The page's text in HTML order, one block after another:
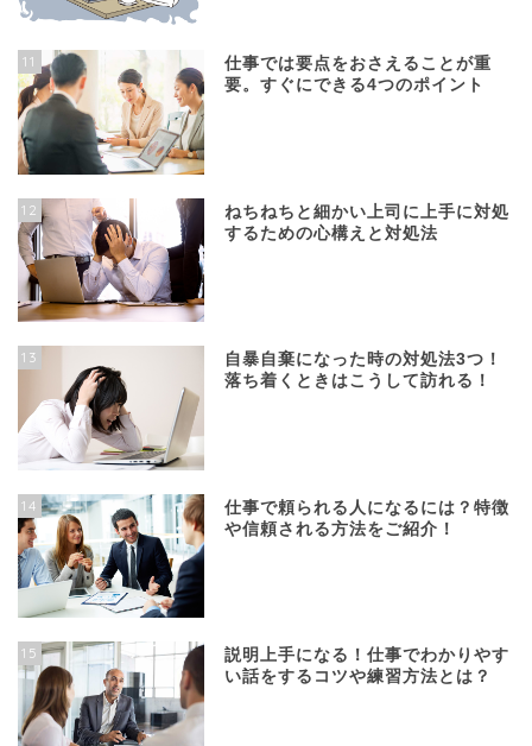
11
仕事では要点をおさえることが重
要。すぐにできる4つのポイント
12
ねちねちと細かい上司に上手に対処
するための心構えと対処法
13
自暴自棄になった時の対処法3つ！
落ち着くときはこうして訪れる！
14
仕事で頼られる人になるには？特徴
や信頼される方法をご紹介！
15
説明上手になる！仕事でわかりやす
い話をするコツや練習方法とは？